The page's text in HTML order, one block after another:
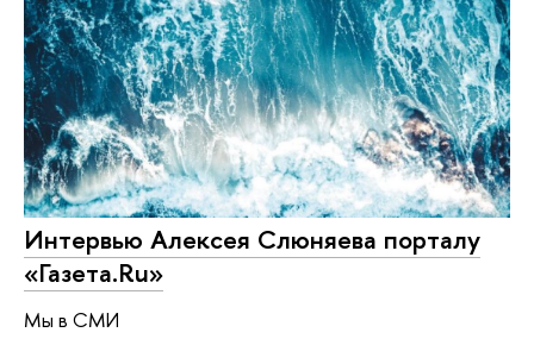
Интервью Алексея Слюняева порталу
«Газета.Ru»
Мы в СМИ